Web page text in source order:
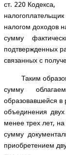
ст. 220 Кодекса,
налогом доходов
сумму
подтвержденных
связанных с
Таким
сумму
образовавшейся в
объединения двух
менее трех лет, на
сумму
приобретением